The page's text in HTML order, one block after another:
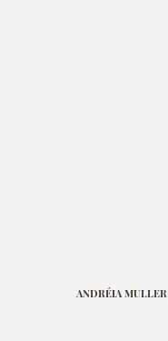
ANDRÉIA MULLER